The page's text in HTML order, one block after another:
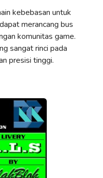
kebebasan untuk
merancang bus
komunitas game.
sangat rinci pada
presisi tinggi.